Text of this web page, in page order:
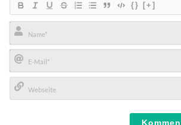
{} [+]
Name*
E-
Mail*